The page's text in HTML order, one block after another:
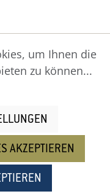
Widerruf
zzgl.
wenn
um Ihnen die
zu können...
AKZEPTIEREN